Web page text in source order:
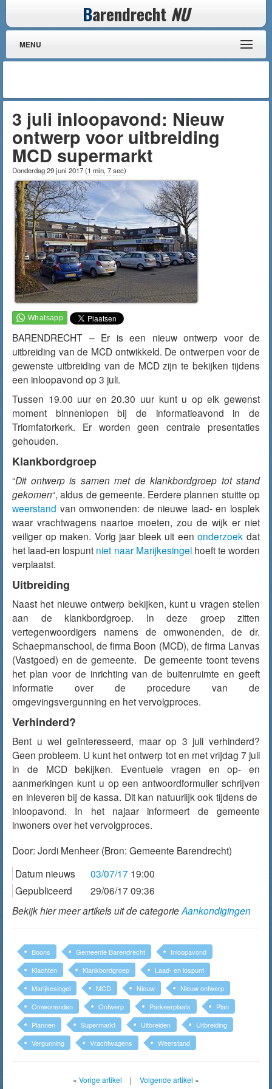
Barendrecht NU
MENU
3 juli inloopavond: Nieuw
ontwerp voor uitbreiding
MCD supermarkt
Donderdag 29 juni 2017(1 min, 7 sec)
BARENDRECHT – Er is een nieuw ontwerp voor de
uitbreiding van de MCD ontwikkeld. De ontwerpen voor de
gewenste uitbreiding van de MCD zijn te bekijken tijdens
een inloopavond op 3 juli.
Tussen 19.00 uur en 20.30 uur kunt u op elk gewenst
moment binnenlopen bij de informatieavond in de
Triomfatorkerk. Er worden geen centrale presentaties
gehouden.
Klankbordgroep
“Dit ontwerp is samen met de klankbordgroep tot stand
gekomen“, aldus de gemeente. Eerdere plannen stuitte op
weerstand van omwonenden: de nieuwe laad- en losplek
waar vrachtwagens naartoe moeten, zou de wijk er niet
veiliger op maken. Vorig jaar bleek uit eenonderzoek dat
het laad-en lospunt niet naar Marijkesingelhoeft te worden
verplaatst.
Uitbreiding
Naast het nieuwe ontwerp bekijken, kunt u vragen stellen
aan de klankbordgroep. In deze groep zitten
vertegenwoordigers namens de omwonenden, de dr.
Schaepmanschool, de firma Boon (MCD), de firma Lanvas
(Vastgoed) en de gemeente. De gemeente toont tevens
het plan voor de inrichting van de buitenruimte en geeft
informatie over de procedure van de
omgevingsvergunning en het vervolgproces.
Verhinderd?
Bent u wel geïnteresseerd, maar op 3 juli verhinderd?
Geen probleem. U kunt het ontwerp tot en met vrijdag 7 juli
in de MCD bekijken. Eventuele vragen en op- en
aanmerkingen kunt u op een antwoordformulier schrijven
en inleveren bij de kassa. Dit kan natuurlijk ook tijdens de
inloopavond. In het najaar informeert de gemeente
inwoners over het vervolgproces.
Door: Jordi Menheer (Bron: Gemeente Barendrecht)
Datum nieuws
03/07/17 19:00
Gepubliceerd
29/06/17 09:36
Bekijk hier meer artikels uit de categorieAankondigingen
Boons Gemeente Barendrecht
Inloopavond
Klachten
Klankbordgroep
Laad- en lospunt
Marijkesingel
MCD Nieuw
Nieuw ontwerp
Omwonenden
Ontwerp Parkeerplaats
Plan
Plannen
Supermarkt Uitbreiden
Uitbreiding
Vergunning
Vrachtwagens Weerstand
« Vorige artikel | Volgende artikel »